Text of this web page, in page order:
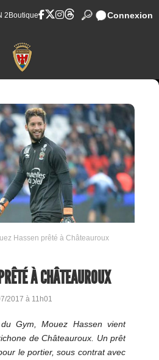
2 Boutique Connexion
Hassen prêté à Châteauroux
À CHÂTEAUROUX
2017 à 11h01
Gym, Mouez Hassen vient
de Châteauroux. Un prêt
le portier, sous contrat avec